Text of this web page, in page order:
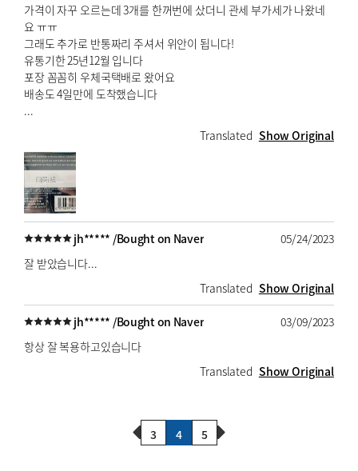
가격이 자꾸 오르는데 3개를 한꺼번에 샀더니 관세 부가세가 나왔네
요 ㅠㅠ
그래도 추가로 반통짜리 주셔서 위안이 됩니다!
유통기한 25년12월 입니다
포장 꼼꼼히 우체국택배로 왔어요
배송도 4일만에 도착했습니다
...
Translated Show Original
jh***** /Bought on Naver
05/24/2023
잘 받았습니다...
Translated Show Original
jh***** /Bought on Naver
03/09/2023
항상 잘 복용하고있습니다
Translated Show Original
Previous Page
3 4 5 Next Page